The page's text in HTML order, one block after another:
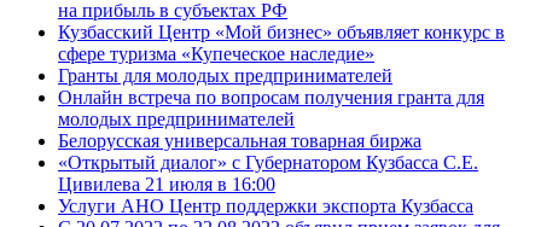
на прибыль в субъектах РФ
Кузбасский Центр «Мой бизнес» объявляет конкурс в
сфере туризма «Купеческое наследие»
Гранты для молодых предпринимателей
Онлайн встреча по вопросам получения гранта для
молодых предпринимателей
Белорусская универсальная товарная биржа
«Открытый диалог» с Губернатором Кузбасса С.Е.
Цивилева 21 июля в 16:00
Услуги АНО Центр поддержки экспорта Кузбасса